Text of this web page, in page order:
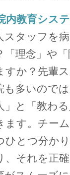
内教育シス
スタッフを
「理念」や
すか？先輩
も多いので
」と「教わ
ます。チー
ひとつ分か
、それを正